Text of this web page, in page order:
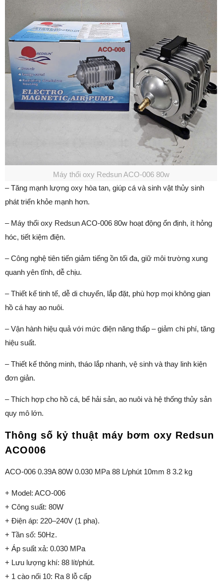
Máy thổi oxy Redsun ACO-006 80w
– Tăng mạnh lượng oxy hòa tan, giúp cá và sinh vật thủy sinh
phát triển khỏe mạnh hơn.
– Máy thổi oxy Redsun ACO-006 80w hoạt động ổn định, ít hỏng
hóc, tiết kiệm điện.
– Công nghệ tiên tiến giảm tiếng ồn tối đa, giữ môi trường xung
quanh yên tĩnh, dễ chịu.
– Thiết kế tinh tế, dễ di chuyển, lắp đặt, phù hợp mọi không gian
hồ cá hay ao nuôi.
– Vận hành hiệu quả với mức điện năng thấp – giảm chi phí, tăng
hiệu suất.
– Thiết kế thông minh, tháo lắp nhanh, vệ sinh và thay linh kiện
đơn giản.
– Thích hợp cho hồ cá, bể hải sản, ao nuôi và hệ thống thủy sản
quy mô lớn.
Thông số kỷ thuật máy bơm oxy Redsun
ACO006
ACO-006 0.39A 80W 0.030 MPa 88 L/phút 10mm 8 3.2 kg
+ Model: ACO-006
+ Công suất: 80W
+ Điện áp: 220–240V (1 pha).
+ Tần số: 50Hz.
+ Áp suất xả: 0.030 MPa
+ Lưu lượng khí: 88 lít/phút.
+ 1 cào nối 10: Ra 8 lỗ cấp